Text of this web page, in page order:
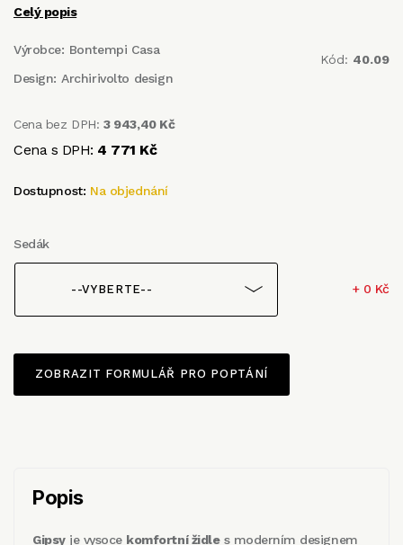
Celý popis
Výrobce: Bontempi Casa
Design: Archirivolto design
Kód: 40.09
Cena bez DPH:3 943,40 Kč
Cena s DPH: 4 771 Kč
Dostupnost: Na objednání
Sedák
--VYBERTE-- + 0 Kč
ZOBRAZIT FORMULÁŘ PRO POPTÁNÍ
Popis
Gipsyje vysoce komfortní židles moderním designem